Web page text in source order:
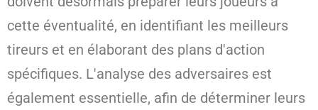
cette éventualité, en identifiant les meilleurs
tireurs et en élaborant des plans d'action
spécifiques. L'analyse des adversaires est
également essentielle, afin de déterminer leurs